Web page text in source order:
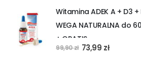
wynosiła:
31,90 zł.
wynosi:
29,90 zł.
Witamina ADEK A + D3
WEGA NATURALNA do
+ GRATIS
99,90zł Pierwotna
73,99 złAktualna